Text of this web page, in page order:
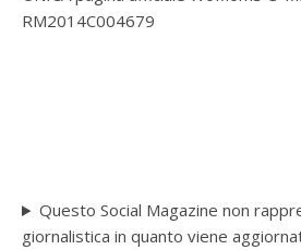
RM2014C004679
Questo Social Magazine non
giornalistica in quanto viene